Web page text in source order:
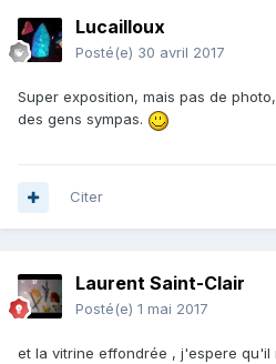
Lucailloux
Posté(e) 30 avril 2017
Super exposition, mais pas de
des gens sympas.
Citer
Laurent Saint-Clair
Posté(e) 1 mai 2017
et la vitrine effondrée , j'espere